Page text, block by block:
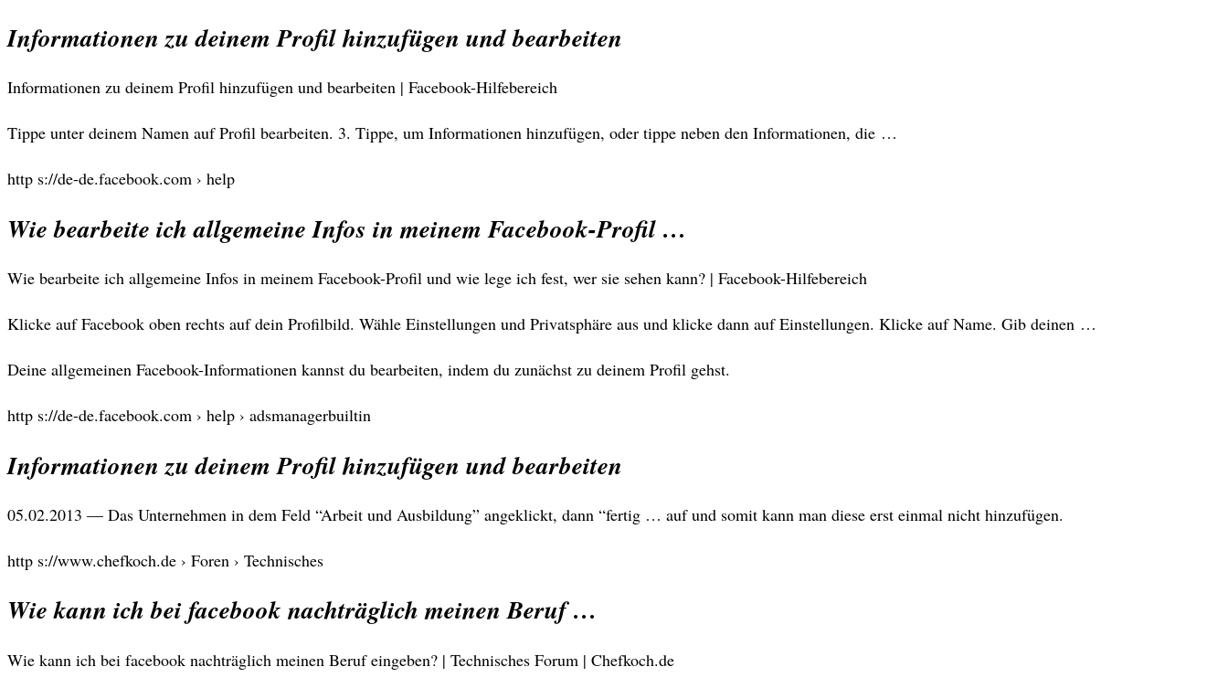
Informationen zu deinem Profil hinzufügen und bearbeiten
Informationen zu deinem Profil hinzufügen und bearbeiten | Facebook-Hilfebereich
Tippe unter deinem Namen auf Profil bearbeiten. 3. Tippe, um Informationen hinzufügen, oder tippe neben den Informationen, die …
http s://de-de.facebook.com › help
Wie bearbeite ich allgemeine Infos in meinem Facebook-Profil …
Wie bearbeite ich allgemeine Infos in meinem Facebook-Profil und wie lege ich fest, wer sie sehen kann? | Facebook-Hilfebereich
Klicke auf Facebook oben rechts auf dein Profilbild. Wähle Einstellungen und Privatsphäre aus und klicke dann auf Einstellungen. Klicke auf Name. Gib deinen …
Deine allgemeinen Facebook-Informationen kannst du bearbeiten, indem du zunächst zu deinem Profil gehst.
http s://de-de.facebook.com › help › adsmanagerbuiltin
Informationen zu deinem Profil hinzufügen und bearbeiten
05.02.2013 — Das Unternehmen in dem Feld “Arbeit und Ausbildung” angeklickt, dann “fertig … auf und somit kann man diese erst einmal nicht hinzufügen.
http s://www.chefkoch.de › Foren › Technisches
Wie kann ich bei facebook nachträglich meinen Beruf …
Wie kann ich bei facebook nachträglich meinen Beruf eingeben? | Technisches Forum | Chefkoch.de